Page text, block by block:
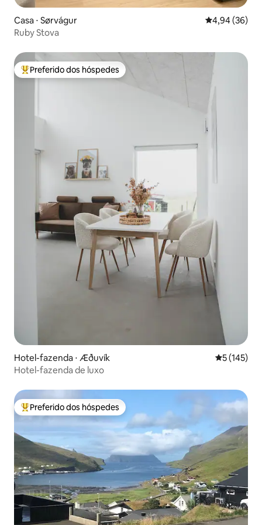
Casa ⋅ Sørvágur 4,94 de uma
4,94 (36)
Ruby Stova
Entre os melhores preferidos dos hóspedes
Preferido dos hóspedes
Hotel-fazenda ⋅ Æðuvík 5 de uma
5 (145)
Hotel-fazenda de luxo
Entre os melhores preferidos dos hóspedes
Preferido dos hóspedes